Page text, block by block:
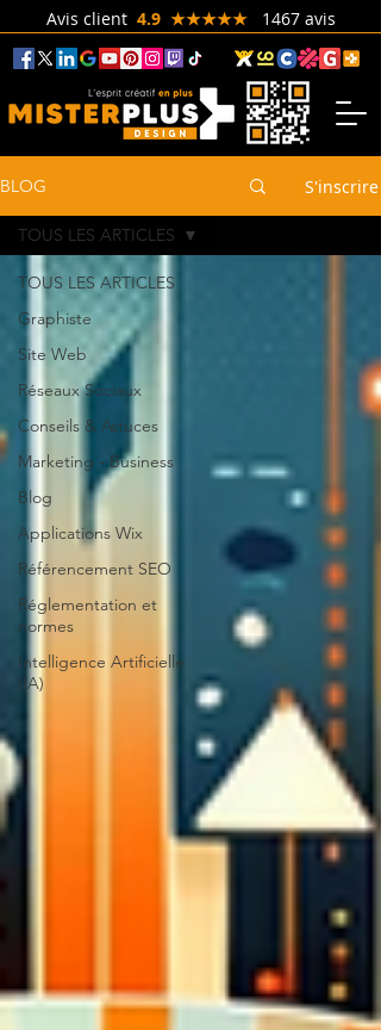
Avis client 4.9 ★★★★★ 1467 avis
BLOG S'inscrire
TOUS LES ARTICLES
Graphiste
Site Web
Réseaux Sociaux
Conseils & Astuces
Marketing - Business
Blog
Applications Wix
Référencement SEO
Réglementation et
normes
Intelligence Artificielle
(IA)
TOUS LES ARTICLES